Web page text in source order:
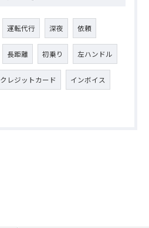
運転代行 深夜 依頼
長距離 初乗り 左ハンドル
クレジットカード インボイス